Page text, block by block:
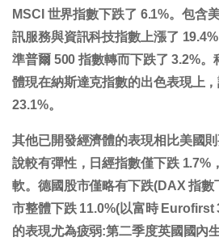
MSCI 世界指數下跌了 6.1%。包含
訊服務與資訊科技指數上漲了
準普爾 500 指數轉而下跌了 3.2%
體現在納斯達克指數的出色表現上
23.1%。
其他已開發經濟體的表現相比美國
說較有彈性，日經指數僅下跌 1.7%
軟。德國股市僅略有下跌(DAX 指數
市整體下跌 11.0%(以富時 Eurofirst
的表現尤為疲弱:第二季度英國國內